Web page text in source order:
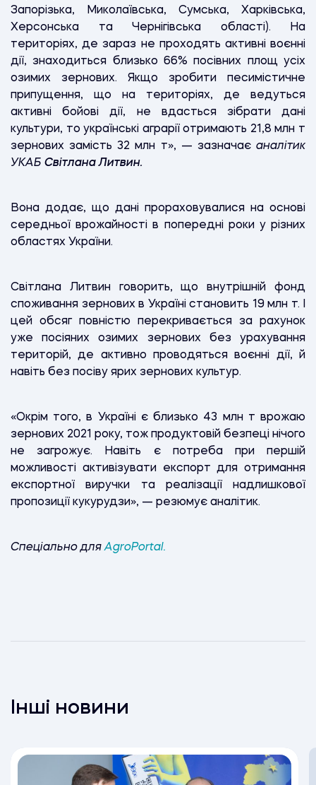
Запорізька, Миколаївська, Сумська, Харківська,
Херсонська та Чернігівська області). На
територіях, де зараз не проходять активні воєнні
дії, знаходиться близько 66% посівних площ усіх
озимих зернових. Якщо зробити песимістичне
припущення, що на територіях, де ведуться
активні бойові дії, не вдасться зібрати дані
культури, то українські аграрії отримають 21,8 млн т
зернових замість 32 млн т», — зазначаєаналітик
УКАБ Світлана Литвин.
Вона додає, що дані прораховувалися на основі
середньої врожайності в попередні роки у різних
областях України.
Світлана Литвин говорить, щовнутрішній фонд
споживання зернових в Україні становить 19 млн т.
цей обсяг повністю перекривається за рахунок
уже посіяних озимих зернових без урахування
територій, де активно проводяться воєнні дії, й
навіть без посіву ярих зернових культур.
«Окрім того,в Україні є близько 43 млн т врожаю
зернових 2021 року, тож продуктовій безпеці нічого
не загрожує. Навіть є потреба при першій
можливості активізувати експорт для отримання
експортної виручки та реалізації надлишкової
пропозиції кукурудзи», — резюмує аналітик.
Спеціально дляAgroPortal.
Інші новини